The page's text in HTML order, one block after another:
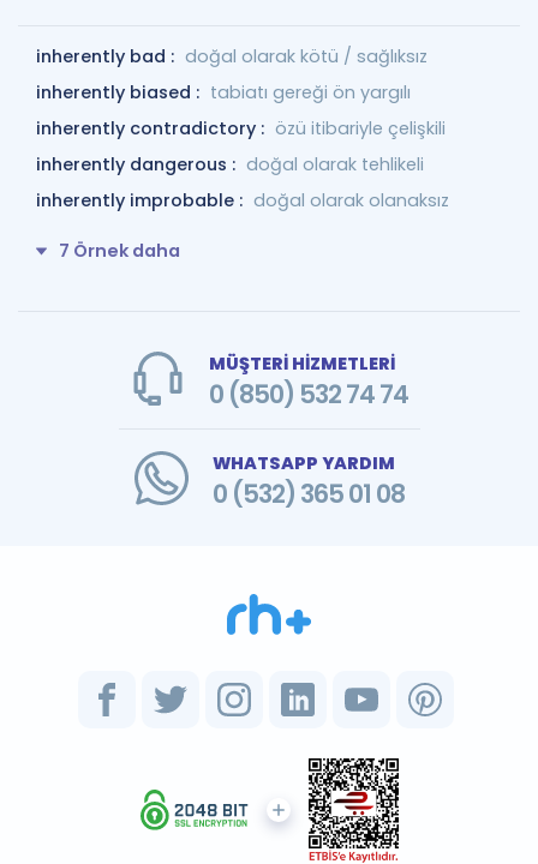
inherently bad : doğal olarak kötü / sağlıksız
inherently biased : tabiatı gereği ön yargılı
inherently contradictory : özü itibariyle çelişkili
inherently dangerous : doğal olarak tehlikeli
inherently improbable : doğal olarak olanaksız
7 Örnek daha
MÜŞTERİ HİZMETLERİ
0 (850) 532 74 74
WHATSAPP YARDIM
0 (532) 365 01 08